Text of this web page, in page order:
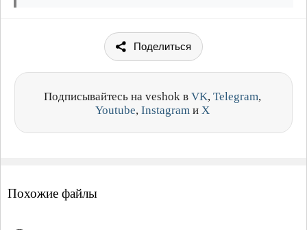
Поделиться
Подписывайтесь на veshok в VK, Telegram,
Youtube, Instagram и X
Похожие файлы